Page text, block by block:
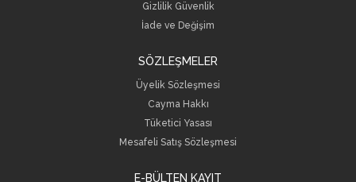
Gizlilik Güvenlik
İade ve Değişim
SÖZLEŞMELER
Üyelik Sözleşmesi
Cayma Hakkı
Tüketici Yasası
Mesafeli Satış Sözleşmesi
E-BÜLTEN KAYIT